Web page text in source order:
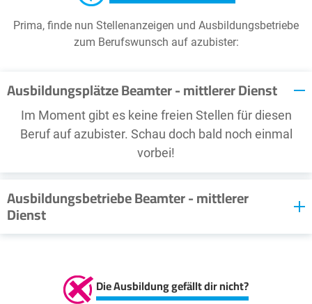
Prima, finde nun Stellenanzeigen und Ausbildungsbetriebe
zum Berufswunsch auf azubister:
Ausbildungsplätze Beamter - mittlerer Dienst
Im Moment gibt es keine freien Stellen für diesen
Beruf auf azubister. Schau doch bald noch einmal
vorbei!
Ausbildungsbetriebe Beamter - mittlerer
Dienst
Im Moment stellt sich kein Ausbildungsbetrieb für
Sie möchten als Ausbildungsbetrieb hier empfohlen
werden? Dann nehmen Sie mit unsKontakt
Die Ausbildung gefällt dir nicht?